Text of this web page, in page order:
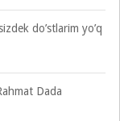
do’stlarim yo’q
Dada